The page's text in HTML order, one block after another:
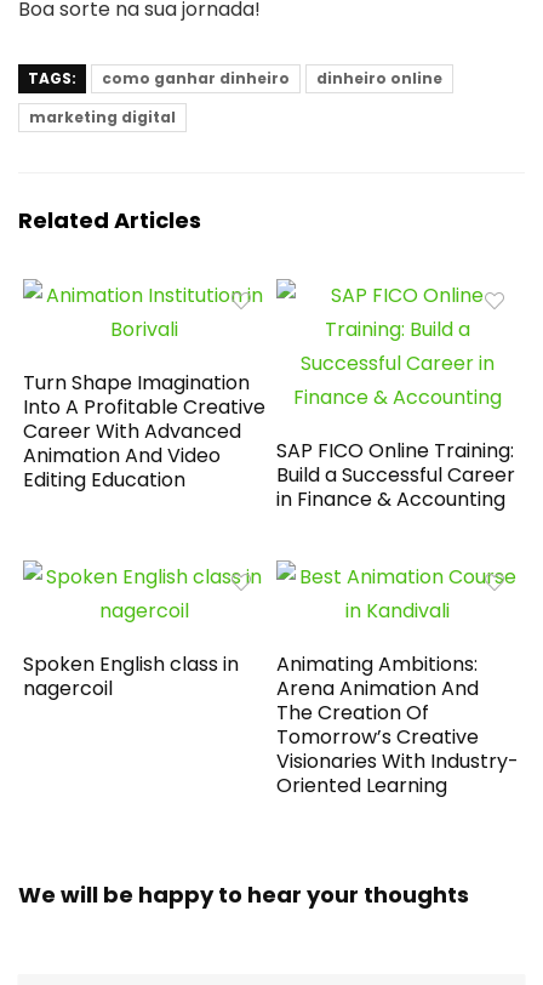
Boa sorte na sua jornada!
TAGS: como ganhar dinheiro
dinheiro online
marketing digital
Related Articles
Turn Shape Imagination
Into A Profitable Creative
Career With Advanced
Animation And Video
Editing Education
SAP FICO Online Training:
Build a Successful Career
in Finance & Accounting
Spoken English class in
nagercoil
Animating Ambitions:
Arena Animation And
The Creation Of
Tomorrow’s Creative
Visionaries With Industry-
Oriented Learning
We will be happy to hear your thoughts